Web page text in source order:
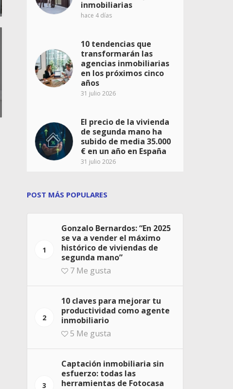
inmobiliarias
hace 4 días
10 tendencias que
transformarán las
agencias inmobiliarias
en los próximos cinco
años
31 julio 2026
El precio de la vivienda
de segunda mano ha
subido de media 35.000
€ en un año en España
31 julio 2026
POST MÁS POPULARES
1
Gonzalo Bernardos: “En 2025
se va a vender el máximo
histórico de viviendas de
segunda mano”
7 Me gusta
2
10 claves para mejorar tu
productividad como agente
inmobiliario
5 Me gusta
3
Captación inmobiliaria sin
esfuerzo: todas las
herramientas de Fotocasa